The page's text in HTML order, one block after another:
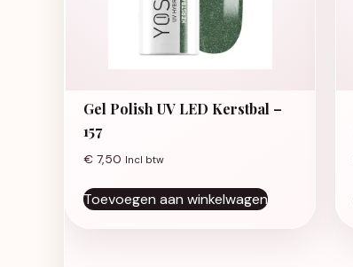
Gel Polish UV LED Kerstbal –
157
€ 7,50 Incl btw
Toevoegen aan winkelwagen